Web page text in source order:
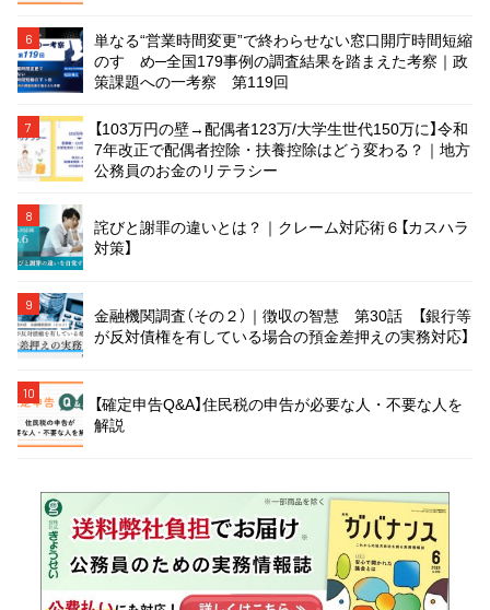
6
単なる“営業時間変更”で終わらせない窓口開庁時間短縮
のすゝめ─全国179事例の調査結果を踏まえた考察｜政
策課題への一考察 第119回
7
【103万円の壁→配偶者123万/大学生世代150万に】令和
7年改正で配偶者控除・扶養控除はどう変わる？｜地方
公務員のお金のリテラシー
8
詫びと謝罪の違いとは？｜クレーム対応術６【カスハラ
対策】
9
金融機関調査（その２）｜徴収の智慧 第30話 【銀行等
が反対債権を有している場合の預金差押えの実務対応】
10
【確定申告Q&A】住民税の申告が必要な人・不要な人を
解説